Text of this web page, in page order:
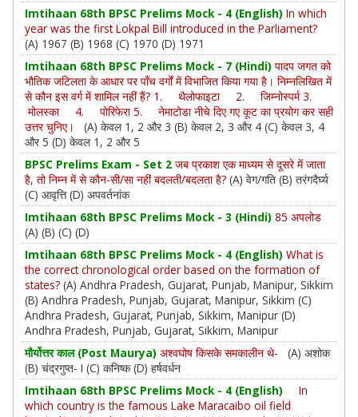
Imtihaan 68th BPSC Prelims Mock - 4 (English) In which
year was the first Lokpal Bill introduced in the Parliament?
(A) 1967 (B) 1968 (C) 1970 (D) 1971
Imtihaan 68th BPSC Prelims Mock - 7 (Hindi) पादप जगत को
भौतिक जटिलता के आधार पर पाँच वर्गों में विभाजित किया गया है। निम्नलिखित में
से कौन इस वर्ग में शामिल नहीं हैं? 1. थैलोफाइटा 2. जिम्नोस्पर्म 3.
मोलस्का 4. पोरिफेरा 5. नेमाटोडा नीचे दिए गए कूट का प्रयोग कर सही
उत्तर चुनिए। (A) केवल 1, 2 और 3 (B) केवल 2, 3 और 4 (C) केवल 3, 4
और 5 (D) केवल 1, 2 और 5
BPSC Prelims Exam - Set 2 जब प्रकाश एक माध्यम से दूसरे में जाता
है, तो निम्न में से कौन-सी/सा नहीं बदलती/बदलता है? (A) वेग/गति (B) तरंगदैर्घ्य
(C) आवृत्ति (D) अपवर्तनांक
Imtihaan 68th BPSC Prelims Mock - 3 (Hindi) 85 अपलोड
(A) (B) (C) (D)
Imtihaan 68th BPSC Prelims Mock - 4 (English) What is
the correct chronological order based on the formation of
states? (A) Andhra Pradesh, Gujarat, Punjab, Manipur, Sikkim
(B) Andhra Pradesh, Punjab, Gujarat, Manipur, Sikkim (C)
Andhra Pradesh, Gujarat, Punjab, Sikkim, Manipur (D)
Andhra Pradesh, Punjab, Gujarat, Sikkim, Manipur
मौर्योत्तर काल (Post Maurya) अश्वघोष किसके समकालीन थे- (A) अशोक
(B) चंद्रगुप्त- I (C) कनिष्क (D) हर्षवर्धन
Imtihaan 68th BPSC Prelims Mock - 4 (English)
In
which country is the famous Lake Maracaibo oil field